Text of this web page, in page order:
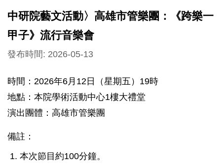
中研院藝文活動〉高雄市管樂團：《跨樂一
甲子》流行音樂會
發布時間: 2026-05-13
時間：2026年6月12日（星期五）19時
地點：本院學術活動中心1樓大禮堂
演出團體：高雄市管樂團
備註：
本次節目約100分鐘。